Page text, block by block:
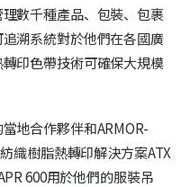
數千種產品、包裝、包裹
溯系統對於他們在各國廣
印色帶技術可確保大規模
地合作夥伴和ARMOR-
織樹脂熱轉印解決方案ATX
600用於他們的服裝吊